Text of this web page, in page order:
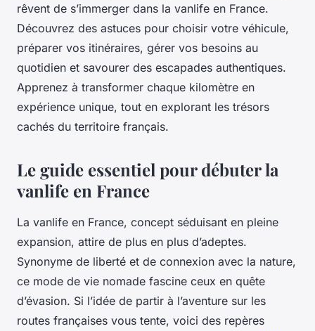
rêvent de s’immerger dans la vanlife en France.
Découvrez des astuces pour choisir votre véhicule,
préparer vos itinéraires, gérer vos besoins au
quotidien et savourer des escapades authentiques.
Apprenez à transformer chaque kilomètre en
expérience unique, tout en explorant les trésors
cachés du territoire français.
Le guide essentiel pour débuter la
vanlife en France
La vanlife en France, concept séduisant en pleine
expansion, attire de plus en plus d’adeptes.
Synonyme de liberté et de connexion avec la nature,
ce mode de vie nomade fascine ceux en quête
d’évasion. Si l’idée de partir à l’aventure sur les
routes françaises vous tente, voici des repères